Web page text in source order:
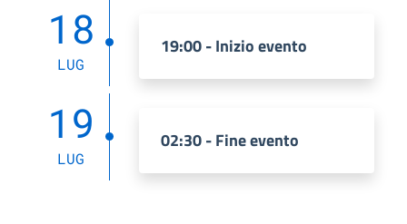
18
LUG
19:00 - Inizio evento
19
LUG
02:30 - Fine evento